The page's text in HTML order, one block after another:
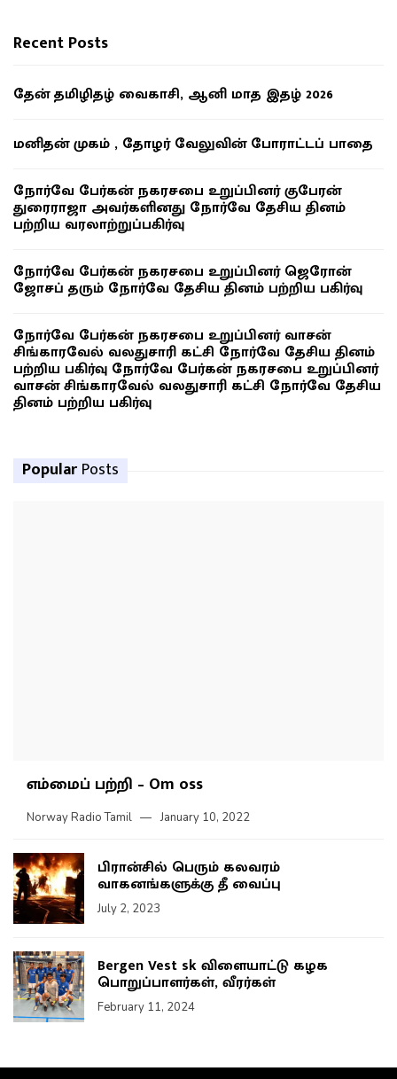
Recent Posts
தேன் தமிழிதழ் வைகாசி, ஆனி மாத இதழ் 2026
மனிதன் முகம் , தோழர் வேலுவின் போராட்டப் பாதை
நோர்வே பேர்கன் நகரசபை உறுப்பினர் குபேரன்
துரைராஜா அவர்களினது நோர்வே தேசிய தினம்
பற்றிய வரலாற்றுப்பகிர்வு
நோர்வே பேர்கன் நகரசபை உறுப்பினர் ஜெரோன்
ஜோசப் தரும் நோர்வே தேசிய தினம் பற்றிய பகிர்வு
நோர்வே பேர்கன் நகரசபை உறுப்பினர் வாசன்
சிங்காரவேல் வலதுசாரி கட்சி நோர்வே தேசிய தினம்
பற்றிய பகிர்வு நோர்வே பேர்கன் நகரசபை உறுப்பினர்
வாசன் சிங்காரவேல் வலதுசாரி கட்சி நோர்வே தேசிய
தினம் பற்றிய பகிர்வு
Popular Posts
எம்மைப் பற்றி – Om oss
Norway Radio Tamil January 10, 2022
பிரான்சில் பெரும் கலவரம்
வாகனங்களுக்கு தீ வைப்பு
July 2, 2023
Bergen Vest sk விளையாட்டு கழக
பொறுப்பாளர்கள், வீரர்கள்
February 11, 2024